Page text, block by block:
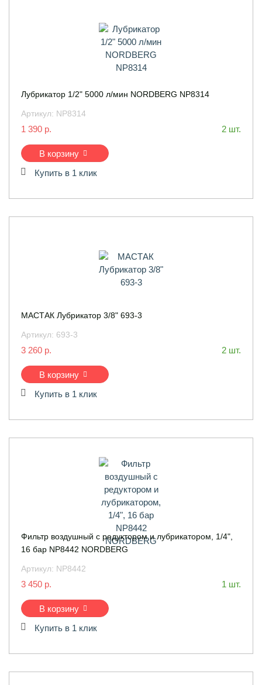
Лубрикатор 1/2" 5000 л/мин NORDBERG NP8314
Артикул: NP8314
1 390 р. 2 шт.
В корзину
Купить в 1 клик
МАСТАК Лубрикатор 3/8" 693-3
Артикул: 693-3
3 260 р. 2 шт.
В корзину
Купить в 1 клик
Фильтр воздушный с редуктором и лубрикатором, 1/4",
16 бар NP8442 NORDBERG
Артикул: NP8442
3 450 р. 1 шт.
В корзину
Купить в 1 клик